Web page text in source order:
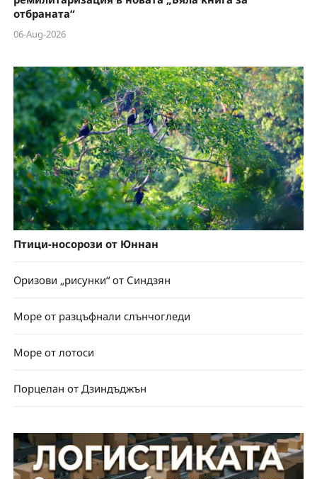
отбраната“
06-Aug-2026
Птици-носорози от Юннан
Оризови „рисунки“ от Синдзян
Море от разцъфнали слънчогледи
Море от лотоси
Порцелан от Дзиндъджън